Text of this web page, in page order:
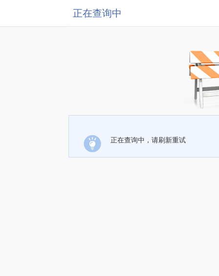
正在查询中
正在查询中，请刷新重试